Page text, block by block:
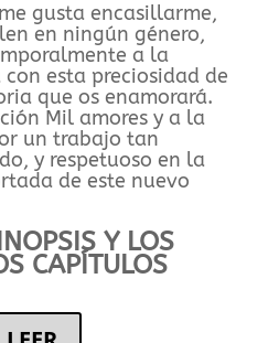
gusta encasillarme,
en ningún género,
a la
esta preciosidad de
que os enamorará.
Mil amores y a la
un trabajo tan
y respetuoso en la
de este nuevo
Y LOS
CAPÍTULOS